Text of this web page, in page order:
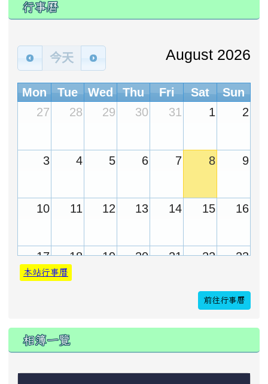
行事曆
今天 August 2026
Mon Tue Wed Thu Fri Sat
Sun
27
28 29 30 31 1 2
3 4 5 6 7 8 9
10 11 12 13 14 15 16
17 18 19 20 21 22 23
29 30
31 1 2 3 4 5 6
本站行事曆
前往行事曆
相簿一覽